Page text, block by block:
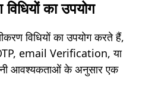
विधियों का उपयोग
विधियों का उपयोग करते हैं,
email Verification, या
आवश्यकताओं के अनुसार एक